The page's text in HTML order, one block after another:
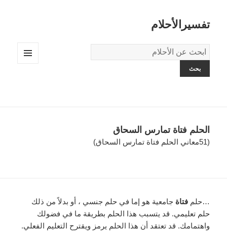
تفسيرالأحلام
قاموس
الاحلام:
الحلم فتاة تمارس السحاق
(51معاني الحلم فتاة تمارس السحاق)
…حلمفتاة جامعية هو إما في حلم جنسي ، أو بدلاً من ذلك
حلم تعليمي. قد يتسبب هذا الحلم بطريقة ما في فضولك
واهتمامك. قد تعتقد أن هذا الحلم يرمز ويقترح التعليم الفعلي.